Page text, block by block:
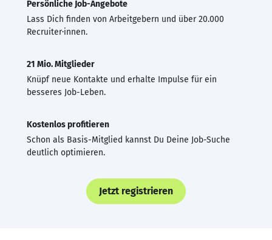
Persönliche Job-Angebote
Lass Dich finden von Arbeitgebern und über 20.000
Recruiter·innen.
21 Mio. Mitglieder
Knüpf neue Kontakte und erhalte Impulse für ein
besseres Job-Leben.
Kostenlos profitieren
Schon als Basis-Mitglied kannst Du Deine Job-Suche
deutlich optimieren.
Jetzt registrieren